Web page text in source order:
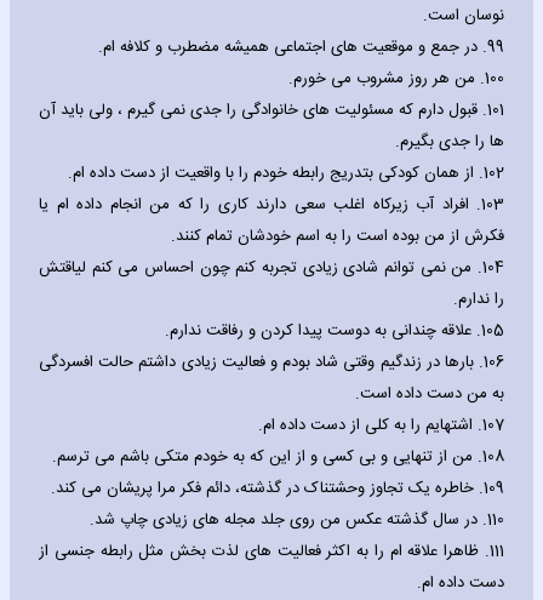
نوسان است.
99. در جمع و موقعیت های اجتماعی همیشه مضطرب و کلافه ام.
100. من هر روز مشروب می خورم.
101. قبول دارم که مسئولیت های خانوادگی را جدی نمی گیرم ، ولی باید آن
ها را جدی بگیرم.
102. از همان کودکی بتدریج رابطه خودم را با واقعیت از دست داده ام.
103. افراد آب زیرکاه اغلب سعی دارند کاری را که من انجام داده ام یا
فکرش از من بوده است را به اسم خودشان تمام کنند.
104. من نمی توانم شادی زیادی تجربه کنم چون احساس می کنم لیاقتش
را ندارم.
105. علاقه چندانی به دوست پیدا کردن و رفاقت ندارم.
106. بارها در زندگیم وقتی شاد بودم و فعالیت زیادی داشتم حالت افسردگی
به من دست داده است.
107. اشتهایم را به کلی از دست داده ام.
108. من از تنهایی و بی کسی و از این که به خودم متکی باشم می ترسم.
109. خاطره یک تجاوز وحشتناک در گذشته، دائم فکر مرا پریشان می کند.
110. در سال گذشته عکس من روی جلد مجله های زیادی چاپ شد.
111. ظاهرا علاقه ام را به اکثر فعالیت های لذت بخش مثل رابطه جنسی از
دست داده ام.